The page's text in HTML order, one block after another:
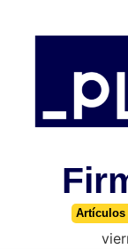
Artículos